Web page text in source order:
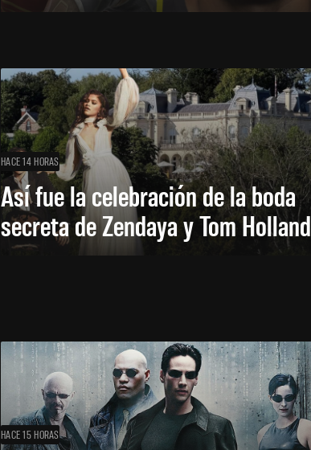
HACE 14 HORAS
Así fue la celebración de la boda
secreta de Zendaya y Tom Holland
HACE 15 HORAS